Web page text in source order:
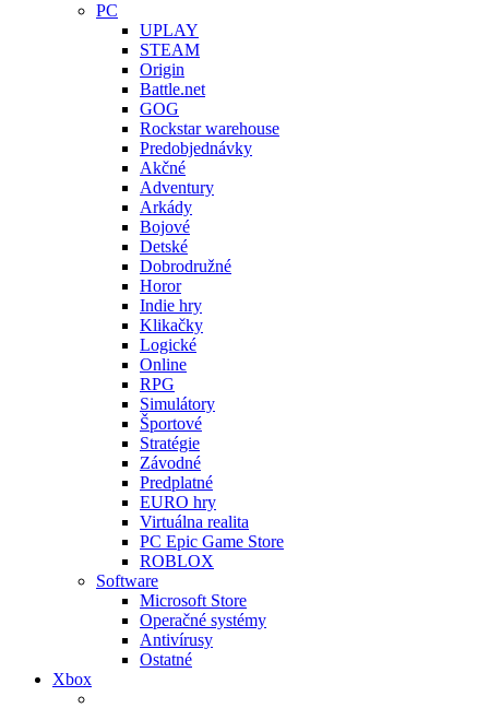
PC
UPLAY
STEAM
Origin
Battle.net
GOG
Rockstar warehouse
Predobjednávky
Akčné
Adventury
Arkády
Bojové
Detské
Dobrodružné
Horor
Indie hry
Klikačky
Logické
Online
RPG
Simulátory
Športové
Stratégie
Závodné
Predplatné
EURO hry
Virtuálna realita
PC Epic Game Store
ROBLOX
Software
Microsoft Store
Operačné systémy
Antivírusy
Ostatné
Xbox